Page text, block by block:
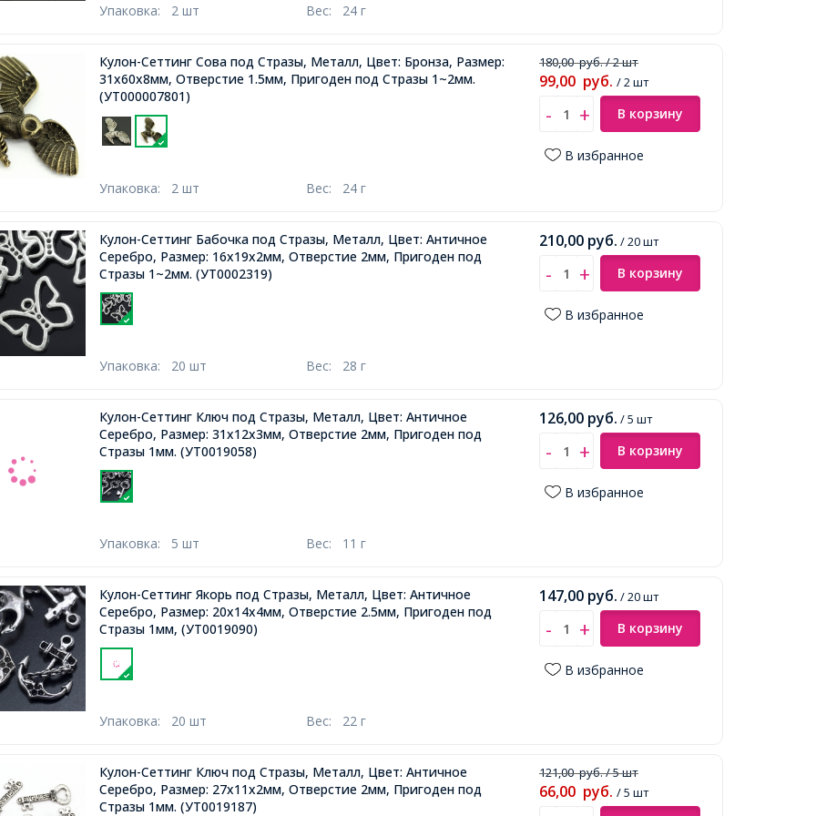
Упаковка: 2 шт Вес: 24 г
Кулон-Сеттинг Сова под Стразы, Металл, Цвет: Бронза, Размер:
31х60х8мм, Отверстие 1.5мм, Пригоден под Стразы 1~2мм.
(УТ000007801)
Упаковка: 2 шт Вес: 24 г
180,00руб./ 2 шт
99,00 руб. / 2 шт
В корзину
В избранное
Кулон-Сеттинг Бабочка под Стразы, Металл, Цвет: Античное
Серебро, Размер: 16х19х2мм, Отверстие 2мм, Пригоден под
Стразы 1~2мм. (УТ0002319)
Упаковка: 20 шт Вес: 28 г
210,00 руб. / 20 шт
В корзину
В избранное
Кулон-Сеттинг Ключ под Стразы, Металл, Цвет: Античное
Серебро, Размер: 31х12х3мм, Отверстие 2мм, Пригоден под
Стразы 1мм. (УТ0019058)
Упаковка: 5 шт Вес: 11 г
126,00 руб. / 5 шт
В корзину
В избранное
Кулон-Сеттинг Якорь под Стразы, Металл, Цвет: Античное
Серебро, Размер: 20х14х4мм, Отверстие 2.5мм, Пригоден под
Стразы 1мм, (УТ0019090)
Упаковка: 20 шт Вес: 22 г
147,00 руб. / 20 шт
В корзину
В избранное
Кулон-Сеттинг Ключ под Стразы, Металл, Цвет: Античное
Серебро, Размер: 27х11х2мм, Отверстие 2мм, Пригоден под
Стразы 1мм. (УТ0019187)
121,00руб./ 5 шт
66,00 руб. / 5 шт